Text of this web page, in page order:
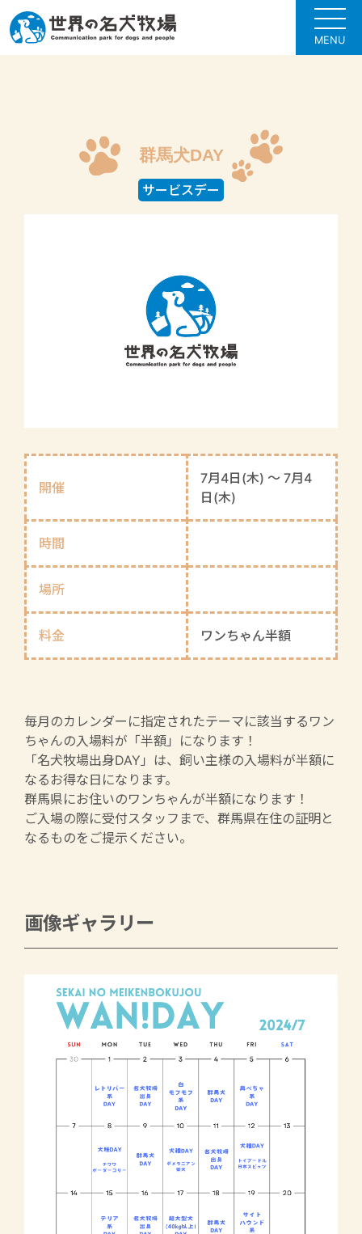
MENU
群馬犬DAY
サービスデー
開催
7月4日(木) 〜 7月4
日(木)
時間
場所
料金 ワンちゃん半額
毎月のカレンダーに指定されたテーマに該当するワン
ちゃんの入場料が「半額」になります！
「名犬牧場出身DAY」は、飼い主様の入場料が半額に
なるお得な日になります。
群馬県にお住いのワンちゃんが半額になります！
ご入場の際に受付スタッフまで、群馬県在住の証明と
なるものをご提示ください。
画像ギャラリー